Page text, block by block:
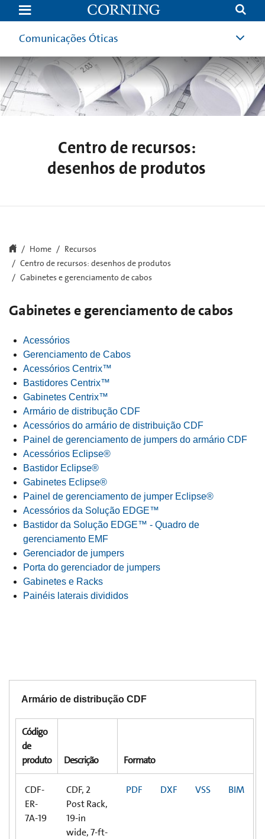
Frame
Cable
Management
Comunicações Óticas
Centro de recursos:
desenhos de produtos
Home
Recursos
Centro de recursos: desenhos de produtos
Gabinetes e gerenciamento de cabos
Gabinetes e gerenciamento de cabos
Acessórios
Gerenciamento de Cabos
Acessórios Centrix™
Bastidores Centrix™
Gabinetes Centrix™
Armário de distribução CDF
Acessórios do armário de distribuição CDF
Painel de gerenciamento de jumpers do armário CDF
Acessórios Eclipse®
Bastidor Eclipse®
Gabinetes Eclipse®
Painel de gerenciamento de jumper Eclipse®
Acessórios da Solução EDGE™
Bastidor da Solução EDGE™ - Quadro de
gerenciamento EMF
Gerenciador de jumpers
Porta do gerenciador de jumpers
Gabinetes e Racks
Painéis laterais divididos
Armário de distribução CDF
Código
de
produto
Descrição Formato
CDF-
ER-
7A-19
CDF, 2
Post Rack,
19-in
wide, 7-ft-
PDF DXF VSS BIM